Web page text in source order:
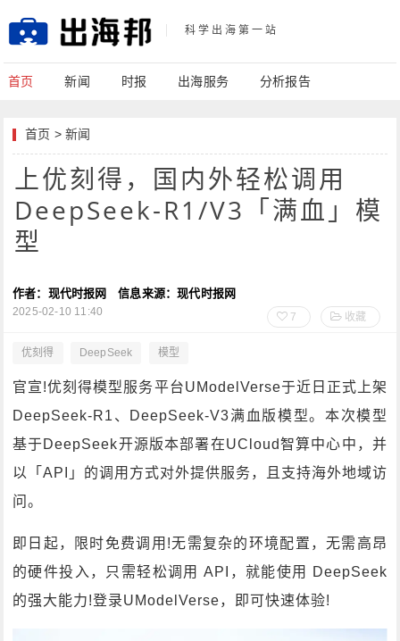
科学出海第一站
首页 新闻 时报 出海服务 分析报告
首页 >新闻
上优刻得，国内外轻松调用
DeepSeek-R1/V3「满血」模
型
作者：现代时报网 信息来源：现代时报网
2025-02-10 11:40 7 收藏
优刻得 DeepSeek 模型
官宣!优刻得模型服务平台UModelVerse于近日正式上架
DeepSeek-R1、DeepSeek-V3满血版模型。本次模型
基于DeepSeek开源版本部署在UCloud智算中心中，并
以「API」的调用方式对外提供服务，且支持海外地域访
问。
即日起，限时免费调用!无需复杂的环境配置，无需高昂
的硬件投入，只需轻松调用 API，就能使用 DeepSeek
的强大能力!登录UModelVerse，即可快速体验!